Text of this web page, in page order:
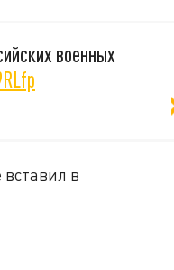
военных
в